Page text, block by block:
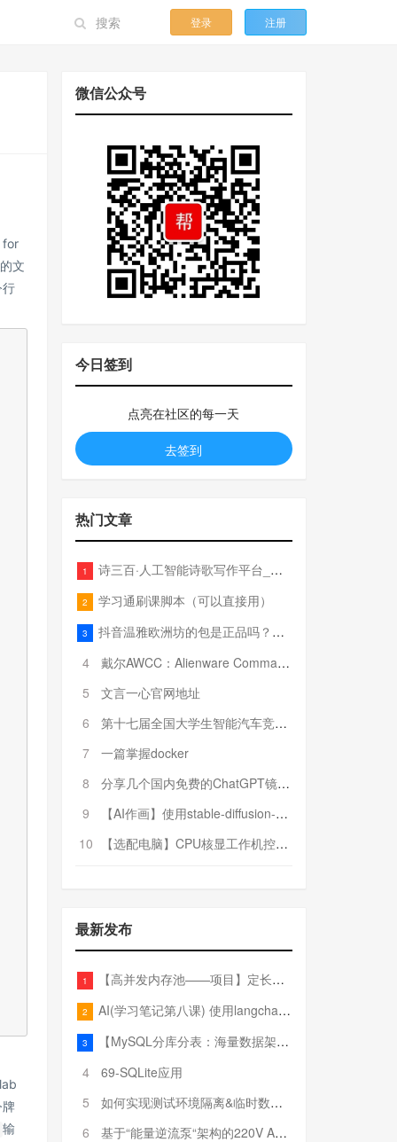
登录 注册
for
文
输
微信公众号
今日签到
点亮在社区的每一天
去签到
热门文章
1 诗三百·人工智能诗歌写作平台_在线作诗机_藏头诗生成器_电脑对联_姓名作诗
2 学习通刷课脚本（可以直接用）
3
抖音温雅欧洲坊的包是正品吗？温雅卖的包为啥那么便宜？
4
戴尔AWCC：Alienware Command Center 故障排除方法，里面附有超全详解呦，快来快来，欢迎观看~
5
文言一心官网地址
6
第十七届全国大学生智能汽车竞赛全国总决赛参赛队伍奖项公告
7
一篇掌握docker
8
分享几个国内免费的ChatGPT镜像网址(亲测有效-4月25日更新)
9
【AI作画】使用stable-diffusion-webui搭建AI作画平台
10
【选配电脑】CPU核显工作机控制预算5000
最新发布
1 【高并发内存池——项目】定长内存池——开胃小菜
2 AI(学习笔记第八课) 使用langchain的embedding models
3
【MySQL分库分表：海量数据架构的终极解决方案】
4
69-SQLite应用
5
如何实现测试环境隔离&临时数据库（pytest+SQLite）
6
基于“能量逆流泵“架构的220V AC至20V DC 300W高效电源设计